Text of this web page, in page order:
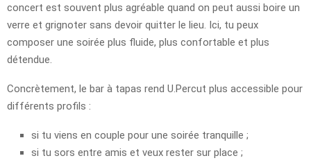
concert est souvent plus agréable quand on peut aussi boire un
verre et grignoter sans devoir quitter le lieu. Ici, tu peux
composer une soirée plus fluide, plus confortable et plus
détendue.
Concrètement, le bar à tapas rend U.Percut plus accessible pour
différents profils :
si tu viens en couple pour une soirée tranquille ;
si tu sors entre amis et veux rester sur place ;